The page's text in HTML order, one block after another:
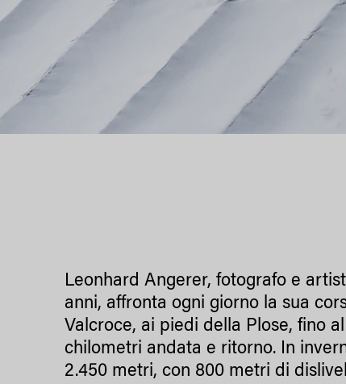
Leonhard Angerer, fotografo e
anni, affronta ogni giorno la sua
Valcroce, ai piedi della Plose, fino
chilometri andata e ritorno. In
2.450 metri, con 800 metri di